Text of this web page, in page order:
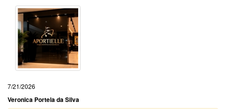
7/21/2026
Veronica Portela da Silva